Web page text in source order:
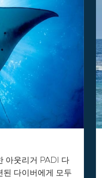
아웃리거 PADI 다
된 다이버에게 모두